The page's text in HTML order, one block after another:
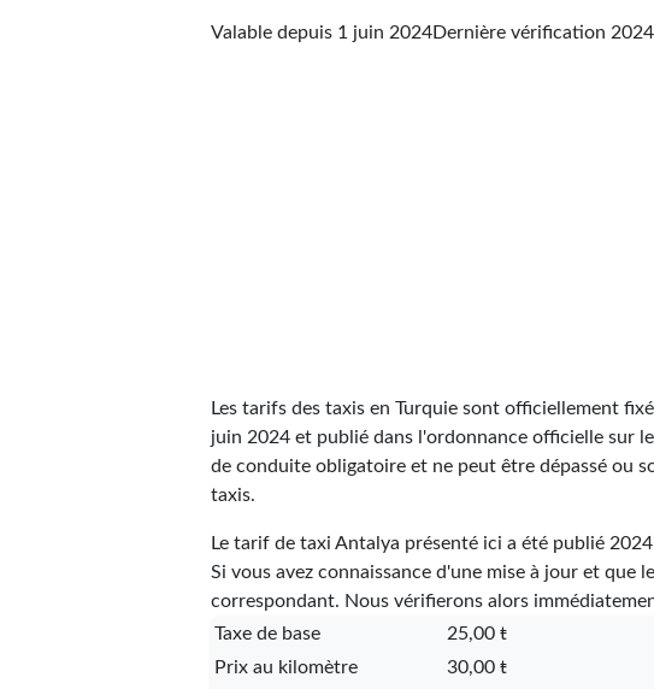
Valable depuis 1 juin 2024Dernière vérification
Les tarifs des taxis en Turquie sont officiellement
juin 2024 et publié dans l'ordonnance officielle sur
de conduite obligatoire et ne peut être dépassé ou
taxis.
Le tarif de taxi Antalya présenté ici a été publié
Si vous avez connaissance d'une mise à jour et
correspondant. Nous vérifierons alors
Taxe de base
25,00 ŧ
Prix au kilomètre
30,00 ŧ